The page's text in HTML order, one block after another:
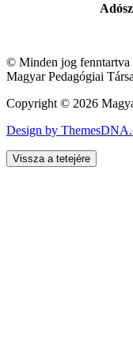
© Minden jog fenntartva
Magyar Pedagógiai
Copyright © 2026
Design by
Vissza a tetejére